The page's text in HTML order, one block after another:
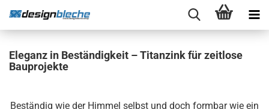
Eleganz in Beständigkeit – Titanzink für zeitlose
Bauprojekte
Beständig wie der Himmel selbst und doch formbar wie ein